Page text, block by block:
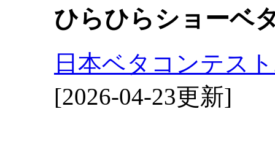
ひらひらショーベ
日本ベタコンテス
[2026-04-23更新]